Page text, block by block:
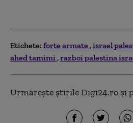
Etichete: forte armate israel
ahed tamimi razboi palestina
Urmărește știrile Digi24.ro și